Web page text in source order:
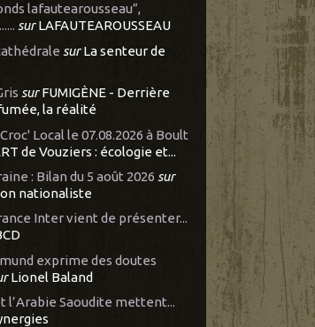
lafautearousseau”,
surLAFAUTEAROUSSEAU
surLa senteur de
surFUMIGÈNE - Derrière
la réalité
Local le 07.08.2026 à Boult
de Vouziers : écologie et...
: Bilan du 5 août 2026 sur
nationaliste
Inter vient de présenter...
exprime des doutes
Lionel Baland
l’Arabie Saoudite mettent...